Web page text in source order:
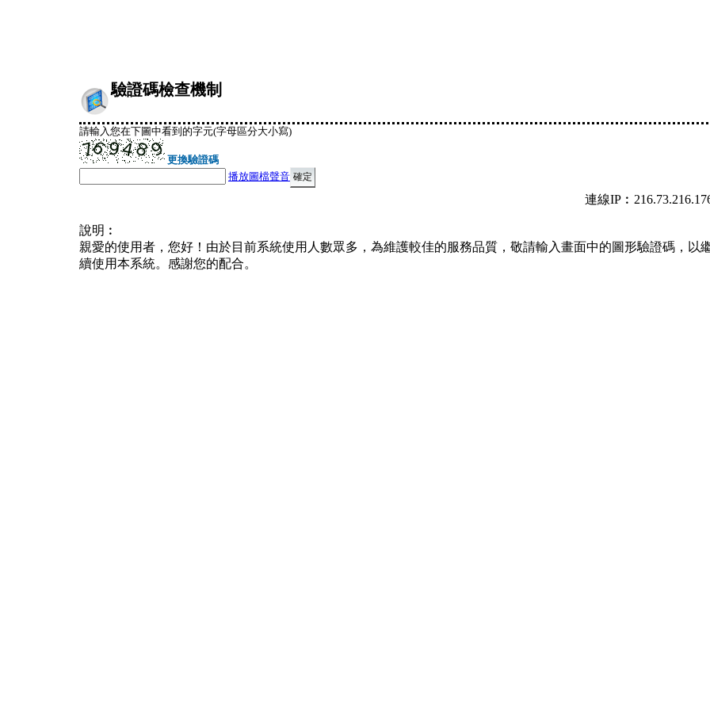
驗證碼檢查機制
請輸入您在下圖中看到的字元(字母區分大小寫)
更換驗證碼
播放圖檔聲音
連線
說明︰
親愛的使用者，您好！由於目前系統使用人數眾多，為維護較佳的服務品質，敬請輸入畫面中的圖形驗證碼，以
續使用本系統。感謝您的配合。